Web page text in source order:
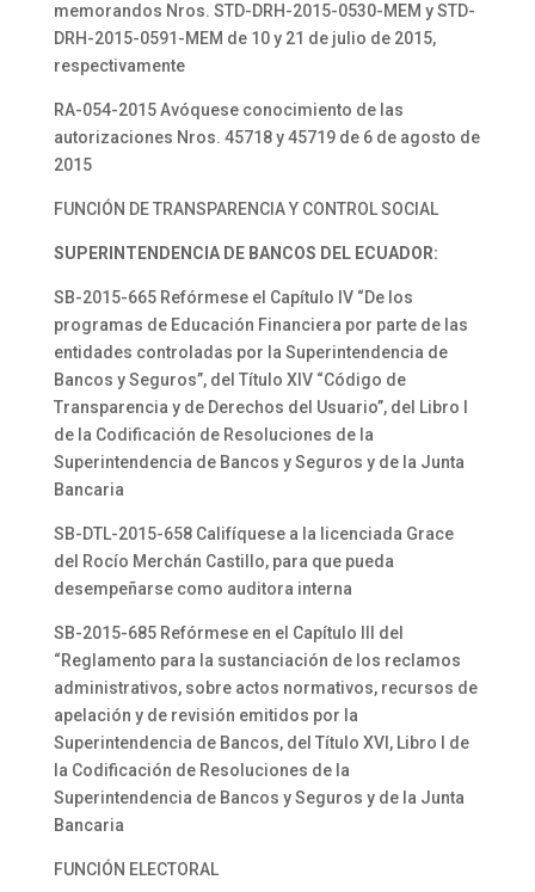
memorandos Nros. STD-DRH-2015-0530-MEM y STD-
DRH-2015-0591-MEM de 10 y 21 de julio de 2015,
respectivamente
RA-054-2015 Avóquese conocimiento de las
autorizaciones Nros. 45718 y 45719 de 6 de agosto de
2015
FUNCIÓN DE TRANSPARENCIA Y CONTROL SOCIAL
SUPERINTENDENCIA DE BANCOS DEL ECUADOR:
SB-2015-665 Refórmese el Capítulo IV “De los
programas de Educación Financiera por parte de las
entidades controladas por la Superintendencia de
Bancos y Seguros”, del Título XIV “Código de
Transparencia y de Derechos del Usuario”, del Libro I
de la Codificación de Resoluciones de la
Superintendencia de Bancos y Seguros y de la Junta
Bancaria
SB-DTL-2015-658 Califíquese a la licenciada Grace
del Rocío Merchán Castillo, para que pueda
desempeñarse como auditora interna
SB-2015-685 Refórmese en el Capítulo III del
“Reglamento para la sustanciación de los reclamos
administrativos, sobre actos normativos, recursos de
apelación y de revisión emitidos por la
Superintendencia de Bancos, del Título XVI, Libro I de
la Codificación de Resoluciones de la
Superintendencia de Bancos y Seguros y de la Junta
Bancaria
FUNCIÓN ELECTORAL